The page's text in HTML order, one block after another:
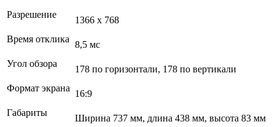
Разрешение
1366 x 768
Время отклика
8,5 мс
Угол обзора
178 по горизонтали, 178 по вертикали
Формат экрана
16:9
Габариты
Ширина 737 мм, длина 438 мм, высота 83 мм